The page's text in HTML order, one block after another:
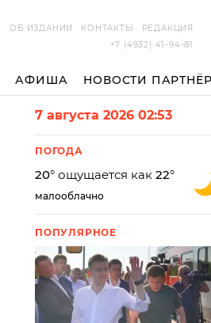
ОБ ИЗДАНИИ
КОНТАКТЫ
РЕДАКЦИЯ
+7 (4932) 41-94-81
АФИША НОВОСТИ
7 августа 2026 02:53
ПОГОДА
20° ощущается как 22°
малооблачно
ПОПУЛЯРНОЕ